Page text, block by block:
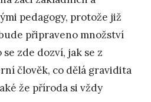
pedagogy, protože již
připraveno množství
zde dozví, jak se z
člověk, co dělá gravidita
že příroda si vždy